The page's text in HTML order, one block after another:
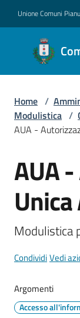
Unione Comuni
Comune
di Rolo
Menu
Servizi
Vivere
Tutti
gli
Home /
Modulistica /
AUA -
Salta al
AUA
Modulistica
CondividiVedi
Argomenti
Accesso